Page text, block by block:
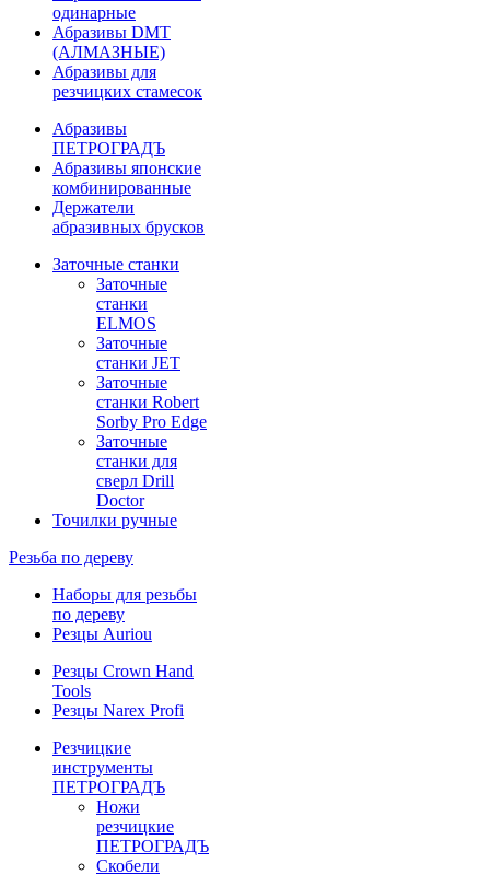
одинарные
Абразивы DMT
(АЛМАЗНЫЕ)
Абразивы для
резчицких стамесок
Абразивы
ПЕТРОГРАДЪ
Абразивы японские
комбинированные
Держатели
абразивных брусков
Заточные станки
Заточные
станки
ELMOS
Заточные
станки JET
Заточные
станки Robert
Sorby Pro Edge
Заточные
станки для
сверл Drill
Doctor
Точилки ручные
Резьба по дереву
Наборы для резьбы
по дереву
Резцы Auriou
Резцы Crown Hand
Tools
Резцы Narex Profi
Резчицкие
инструменты
ПЕТРОГРАДЪ
Ножи
резчицкие
ПЕТРОГРАДЪ
Скобели